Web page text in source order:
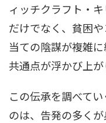
ィッチクラフト・
だけでなく、貧困
当ての陰謀が複雑
共通点が浮かび上が
この伝承を調べて
のは、告発の多く